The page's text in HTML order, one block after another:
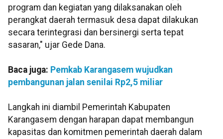
program dan kegiatan yang dilaksanakan oleh
perangkat daerah termasuk desa dapat dilakukan
secara terintegrasi dan bersinergi serta tepat
sasaran," ujar Gede Dana.
Baca juga: Pemkab Karangasem wujudkan
pembangunan jalan senilai Rp2,5 miliar
Langkah ini diambil Pemerintah Kabupaten
Karangasem dengan harapan dapat membangun
kapasitas dan komitmen pemerintah daerah dalam